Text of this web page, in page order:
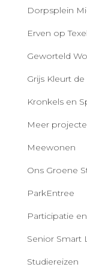
Dorpsplein
Erven op Texel
Geworteld
Grijs Kleurt de
Kronkels en
Meer
Meewonen
Ons Groene
ParkEntree
Participatie
Senior Smart
Studiereizen